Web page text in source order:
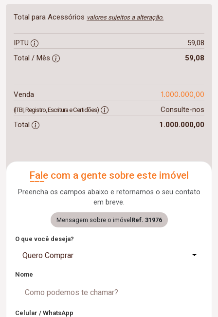
Total para Acessórios valores sujeitos a alteração.
IPTU
59,08
Total / Mês
59,08
Venda 1.000.000,00
(ITBI, Registro, Escritura e Certidões)
Consulte-nos
Total
1.000.000,00
Fale com a gente sobre este imóvel
Preencha os campos abaixo e retornamos o seu contato
em breve.
Mensagem sobre o imóvelRef. 31976
O que você deseja?
Quero Comprar
Nome
Celular / WhatsApp